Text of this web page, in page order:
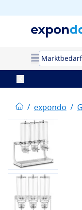
Marktbedarf
/ expondo /